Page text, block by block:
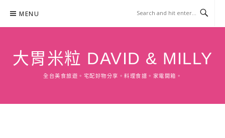
content
MENU
大胃米粒 DAVID & MILLY
全台美食旅遊。宅配好物分享。料理食譜。家電開箱。